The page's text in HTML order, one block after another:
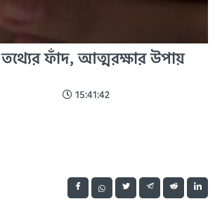
তথ্যের ফাঁদ, আত্মরক্ষার উপায়
15:41:42